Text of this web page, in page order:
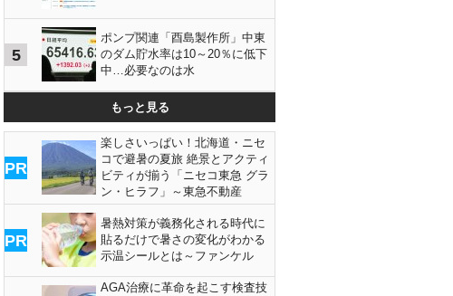
5
ポンプ関連「酉島製作所」中東
のダム貯水率は10～20％に低下
中…必要なのは水
もっと見る
PR
楽しさいっぱい！北海道・ニセ
コで避暑の夏旅 絶景とアクティ
ビティが揃う「ニセコ東急 グラ
ン・ヒラフ」～東急不動産
PR
暑熱対策が義務化される時代に
貼るだけで暑さの変化がわかる
示温シールとは～ファンケル
AGA治療に革命を起こす検査技